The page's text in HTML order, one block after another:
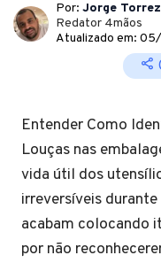
Por: Jorge Torrez
Redator 4mãos
Atualizado em:
Entender Como
Louças nas
vida útil dos
irreversíveis
acabam colocando
por não